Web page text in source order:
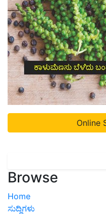
Online
Browse
Home
ಸುದ್ದಿಗಳು